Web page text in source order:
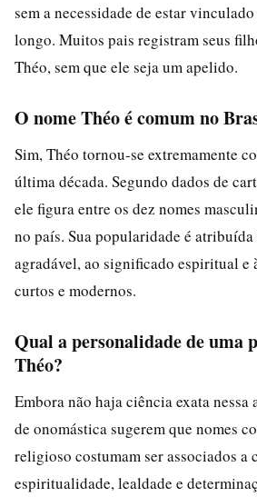
sem a necessidade de estar
longo. Muitos pais registram seus
Théo, sem que ele seja um apelido.
O nome Théo é comum no
Sim, Théo tornou-se extremamente
última década. Segundo dados de
ele figura entre os dez nomes
no país. Sua popularidade é
agradável, ao significado espiritual e
curtos e modernos.
Qual a personalidade de uma
Théo?
Embora não haja ciência exata nessa
de onomástica sugerem que nomes
religioso costumam ser associados a
espiritualidade, lealdade e